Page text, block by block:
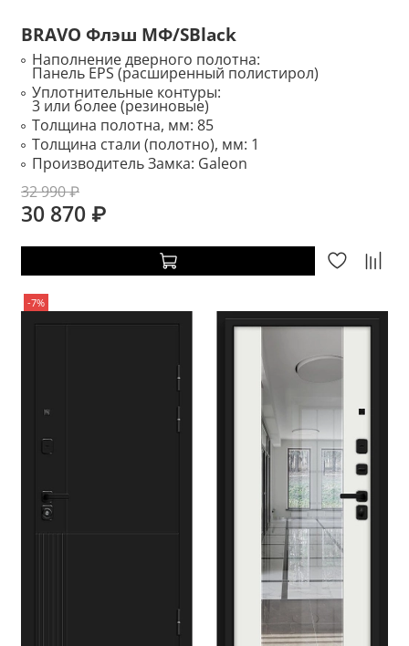
BRAVO Флэш МФ/SBlack
Наполнение дверного полотна:
Панель EPS (расширенный полистирол)
Уплотнительные контуры:
3 или более (резиновые)
Толщина полотна, мм: 85
Толщина стали (полотно), мм: 1
Производитель Замка: Galeon
32 990 ₽
30 870 ₽
-7%